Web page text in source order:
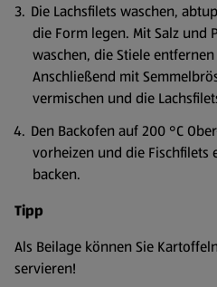
Die Lachsfilets waschen,
die Form legen. Mit Salz und
waschen, die Stiele
Anschließend mit
vermischen und die
Den Backofen auf 200 °C
vorheizen und die
backen.
Tipp
Als Beilage können Sie
servieren!